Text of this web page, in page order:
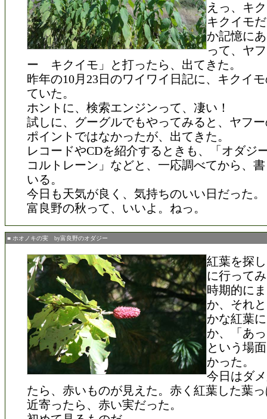
えっ、キ
キクイモ
か記憶に
って、ヤ
ー キクイモ」と打ったら、出てきた。
昨年の10月23日のワイワイ日記に、キクイ
ていた。
ホントに、検索エンジンって、凄い！
試しに、グーグルでもやってみると、ヤフ
ポイントではなかったが、出てきた。
レコードやCDを紹介するときも、「オダ
コルトレーン」などと、一応調べてから、
いる。
今日も天気が良く、気持ちのいい日だった。
富良野の秋って、いいよ。ねっ。
■ ホオノキの実 by富良野のオダジー
紅葉を探
に行って
時期的に
か、それ
かな紅葉
か、「あ
という場
かった。
今日はダ
たら、赤いものが見えた。赤く紅葉した葉
近寄ったら、赤い実だった。